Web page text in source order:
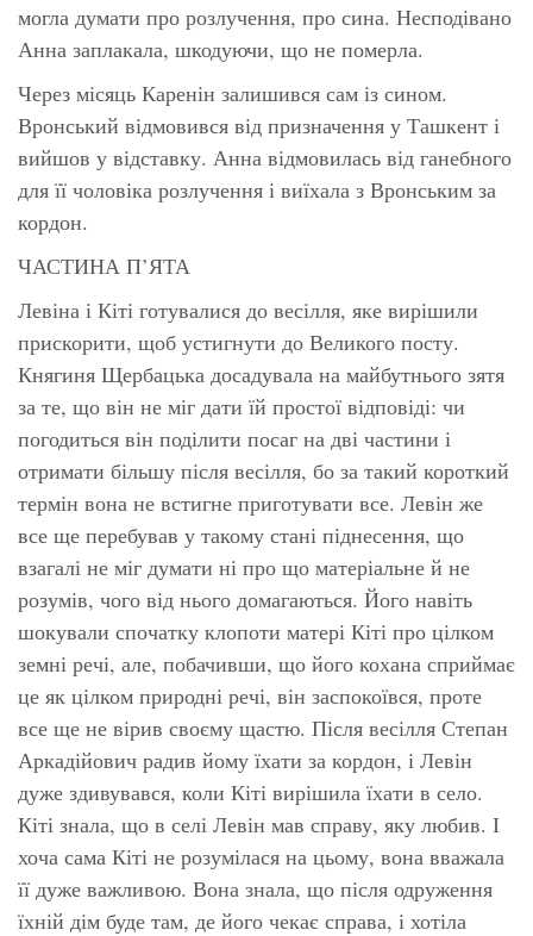
могла думати про розлучення, про сина. Несподівано
Анна заплакала, шкодуючи, що не померла.
Через місяць Каренін залишився сам із сином.
Вронський відмовився від призначення у Ташкент і
вийшов у відставку. Анна відмовилась від ганебного
для її чоловіка розлучення і виїхала з Вронським за
кордон.
ЧАСТИНА П’ЯТА
Левіна і Кіті готувалися до весілля, яке вирішили
прискорити, щоб устигнути до Великого посту.
Княгиня Щербацька досадувала на майбутнього зятя
за те, що він не міг дати їй простої відповіді: чи
погодиться він поділити посаг на дві частини і
отримати більшу після весілля, бо за такий короткий
термін вона не встигне приготувати все. Левін же
все ще перебував у такому стані піднесення, що
взагалі не міг думати ні про що матеріальне й не
розумів, чого від нього домагаються. Його навіть
шокували спочатку клопоти матері Кіті про цілком
земні речі, але, побачивши, що його кохана сприймає
це як цілком природні речі, він заспокоївся, проте
все ще не вірив своєму щастю. Після весілля Степан
Аркадійович радив йому їхати за кордон, і Левін
дуже здивувався, коли Кіті вирішила їхати в село.
Кіті знала, що в селі Левін мав справу, яку любив. І
хоча сама Кіті не розумілася на цьому, вона вважала
її дуже важливою. Вона знала, що після одруження
їхній дім буде там, де його чекає справа, і хотіла